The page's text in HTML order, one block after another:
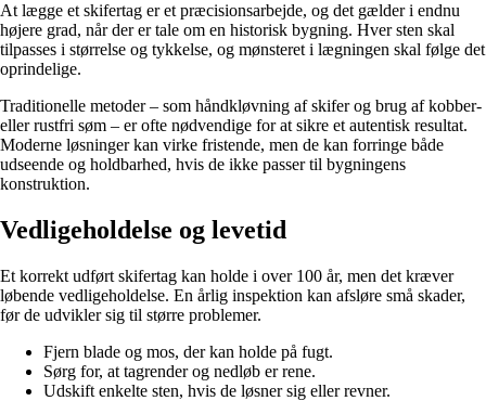
At lægge et skifertag er et præcisionsarbejde, og det gælder i endnu
højere grad, når der er tale om en historisk bygning. Hver sten skal
tilpasses i størrelse og tykkelse, og mønsteret i lægningen skal følge det
oprindelige.
Traditionelle metoder – som håndkløvning af skifer og brug af kobber-
eller rustfri søm – er ofte nødvendige for at sikre et autentisk resultat.
Moderne løsninger kan virke fristende, men de kan forringe både
udseende og holdbarhed, hvis de ikke passer til bygningens
konstruktion.
Vedligeholdelse og levetid
Et korrekt udført skifertag kan holde i over 100 år, men det kræver
løbende vedligeholdelse. En årlig inspektion kan afsløre små skader,
før de udvikler sig til større problemer.
Fjern blade og mos, der kan holde på fugt.
Sørg for, at tagrender og nedløb er rene.
Udskift enkelte sten, hvis de løsner sig eller revner.